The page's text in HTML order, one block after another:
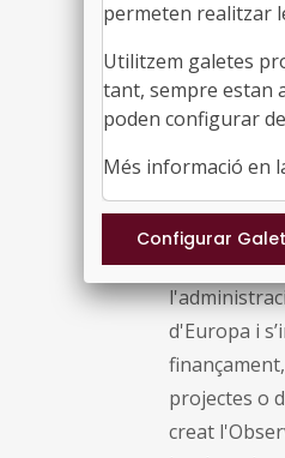
l’Oficina
els ens
l'acció de
Bona part
mitjançant
d'Europa i
projectes o
creat
permeten realitzar
Utilitzem galetes
tant, sempre estan
poden configurar
Més informació en